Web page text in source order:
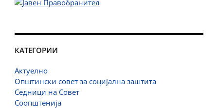
КАТЕГОРИИ
Актуелно
Општински совет за социјална заштита
Седници на Совет
Соопштенија